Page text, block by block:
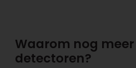
Waarom nog meer
detectoren?